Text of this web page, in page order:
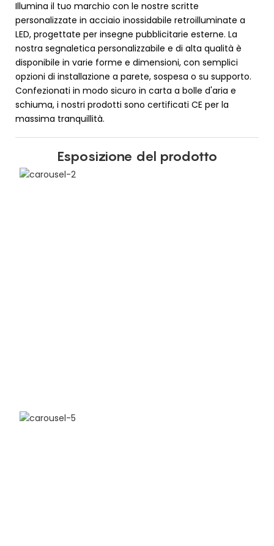
Illumina il tuo marchio con le nostre scritte
personalizzate in acciaio inossidabile retroilluminate a
LED, progettate per insegne pubblicitarie esterne. La
nostra segnaletica personalizzabile e di alta qualità è
disponibile in varie forme e dimensioni, con semplici
opzioni di installazione a parete, sospesa o su supporto.
Confezionati in modo sicuro in carta a bolle d'aria e
schiuma, i nostri prodotti sono certificati CE per la
massima tranquillità.
Esposizione del prodotto